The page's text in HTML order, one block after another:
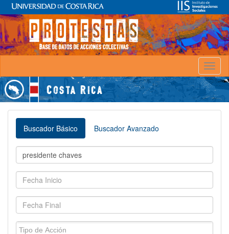
Buscador Básico Buscador Avanzado